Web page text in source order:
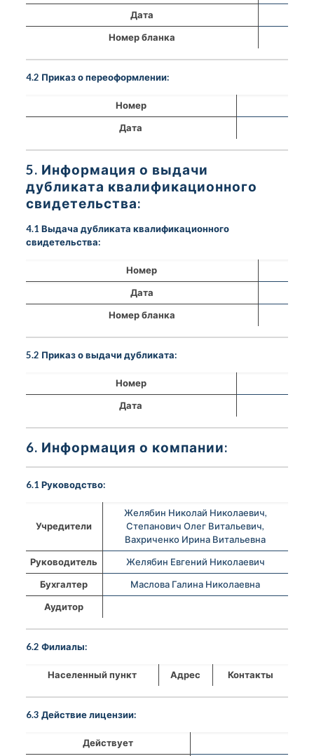
Дата
Номер бланка
4.2 Приказ о переоформлении:
Номер
Дата
5. Информация о выдачи
дубликата квалификационного
свидетельства:
4.1 Выдача дубликата квалификационного
свидетельства:
Номер
Дата
Номер бланка
5.2 Приказ о выдачи дубликата:
Номер
Дата
6. Информация о компании:
6.1 Руководство:
Учредители
Желябин Николай Николаевич,
Степанович Олег Витальевич,
Вахриченко Ирина Витальевна
Руководитель
Желябин Евгений Николаевич
Бухгалтер
Маслова Галина Николаевна
Аудитор
6.2 Филиалы:
Населенный пункт Адрес Контакты
6.3 Действие лицензии:
Действует